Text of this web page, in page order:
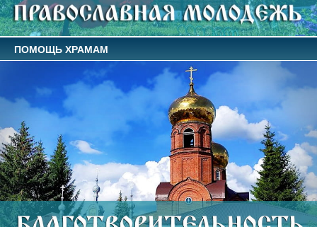
ПОМОЩЬ ХРАМАМ